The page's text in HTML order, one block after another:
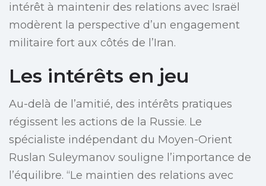
intérêt à maintenir des relations avec Israël
modèrent la perspective d’un engagement
militaire fort aux côtés de l’Iran.
Les intérêts en jeu
Au-delà de l’amitié, des intérêts pratiques
régissent les actions de la Russie. Le
spécialiste indépendant du Moyen-Orient
Ruslan Suleymanov souligne l’importance de
l’équilibre. “Le maintien des relations avec